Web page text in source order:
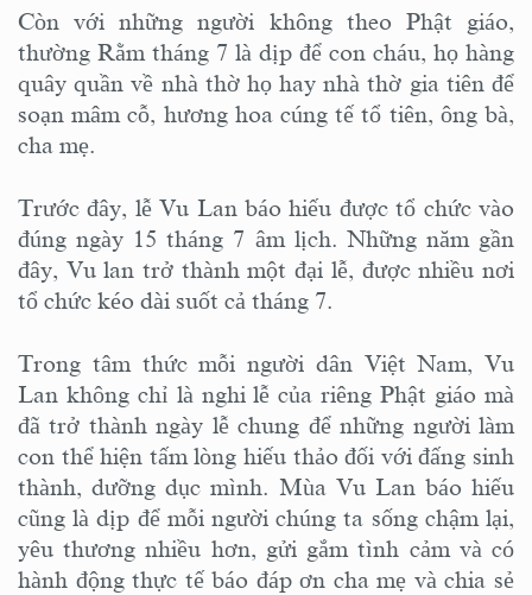
Còn với những người không theo Phật giáo,
thường Rằm tháng 7 là dịp để con cháu, họ hàng
quây quần về nhà thờ họ hay nhà thờ gia tiên để
soạn mâm cỗ, hương hoa cúng tế tổ tiên, ông bà,
cha mẹ.
Trước đây, lễ Vu Lan báo hiếu được tổ chức vào
đúng ngày 15 tháng 7 âm lịch. Những năm gần
đây, Vu lan trở thành một đại lễ, được nhiều nơi
tổ chức kéo dài suốt cả tháng 7.
Trong tâm thức mỗi người dân Việt Nam, Vu
Lan không chỉ là nghi lễ của riêng Phật giáo mà
đã trở thành ngày lễ chung để những người làm
con thể hiện tấm lòng hiếu thảo đối với đấng sinh
thành, dưỡng dục mình. Mùa Vu Lan báo hiếu
cũng là dịp để mỗi người chúng ta sống chậm lại,
yêu thương nhiều hơn, gửi gắm tình cảm và có
hành động thực tế báo đáp ơn cha mẹ và chia sẻ